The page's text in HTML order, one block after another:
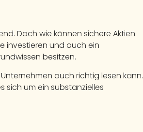
Doch wie können sichere Aktien
investieren und auch ein
besitzen.
auch richtig lesen kann.
sich um ein substanzielles